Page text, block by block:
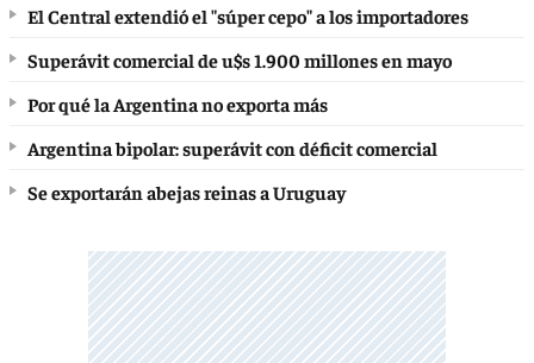
El Central extendió el "súper cepo" a los importadores
Superávit comercial de u$s 1.900 millones en mayo
Por qué la Argentina no exporta más
Argentina bipolar: superávit con déficit comercial
Se exportarán abejas reinas a Uruguay